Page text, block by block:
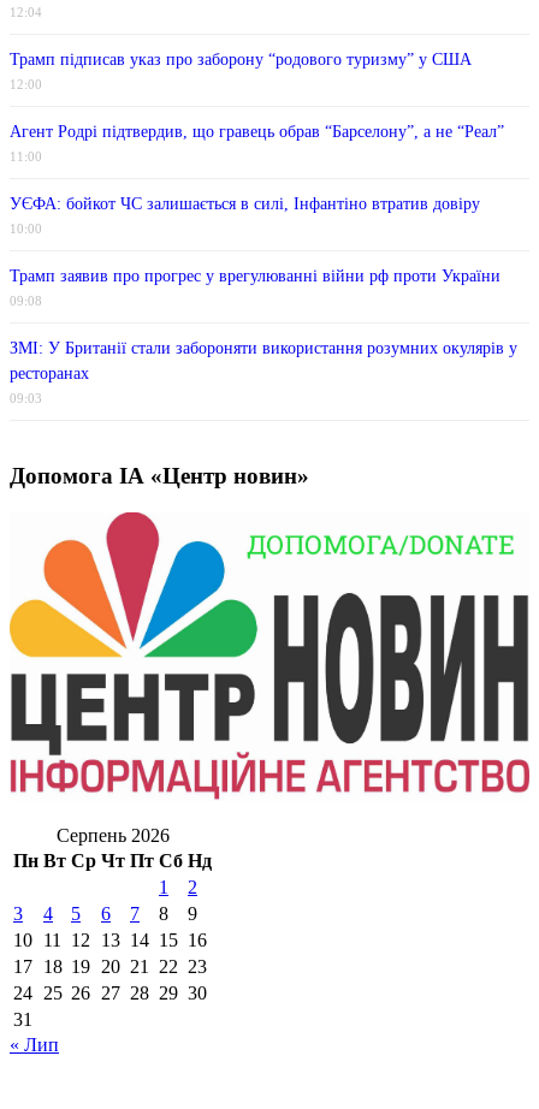
12:04
Трамп підписав указ про заборону “родового туризму” у США
12:00
Агент Родрі підтвердив, що гравець обрав “Барселону”, а не “Реал”
11:00
УЄФА: бойкот ЧС залишається в силі, Інфантіно втратив довіру
10:00
Трамп заявив про прогрес у врегулюванні війни рф проти України
09:08
ЗМІ: У Британії стали забороняти використання розумних окулярів у
ресторанах
09:03
Допомога ІА «Центр новин»
Серпень 2026
Пн Вт Ср Чт Пт Сб Нд
1
2
3
4 5 6 7 8
9
10 11 12 13 14 15 16
17 18 19 20 21 22 23
24 25 26 27 28 29 30
31
« Лип